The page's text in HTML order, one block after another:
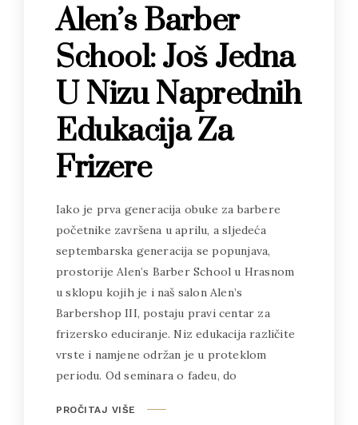
Alen’s Barber
School: Još Jedna
U Nizu Naprednih
Edukacija Za
Frizere
Iako je prva generacija obuke za barbere
početnike završena u aprilu, a sljedeća
septembarska generacija se popunjava,
prostorije Alen’s Barber School u Hrasnom
u sklopu kojih je i naš salon Alen’s
Barbershop III, postaju pravi centar za
frizersko educiranje. Niz edukacija različite
vrste i namjene održan je u proteklom
periodu. Od seminara o fadeu, do
PROČITAJ VIŠE